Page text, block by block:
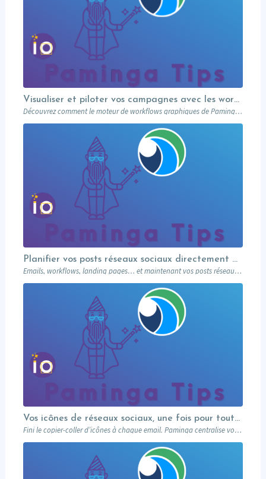
Visualiser et piloter vos campagnes avec les workflows graphiques Paminga.
Découvrez comment le moteur de workflows graphiques de Paminga vous permet de visualiser toute la logique de vos campagnes en un seul coup d’œil — branches conditionnelles, AB tests, waits et intégration Salesforce.
Planifier vos posts réseaux sociaux directement depuis votre MA
Emails, workflows, landing pages… et maintenant vos posts réseaux sociaux. Paminga centralise votre marketing dans un seul outil. Paminga Tip #08.
Vos icônes de réseaux sociaux, une fois pour toutes
Fini le copier-coller d’icônes à chaque email. Paminga centralise vos profils sociaux et les met à disposition de toute l’équipe via un élément dédié. Découvrez comment en 5 minutes.